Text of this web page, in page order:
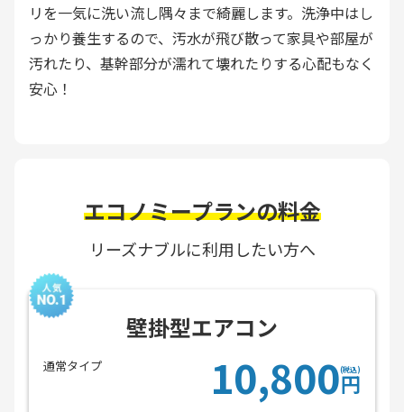
リを一気に洗い流し隅々まで綺麗します。洗浄中はし
っかり養生するので、汚水が飛び散って家具や部屋が
汚れたり、基幹部分が濡れて壊れたりする心配もなく
安心！
エコノミープランの料金
リーズナブルに利用したい方へ
壁掛型エアコン
通常タイプ 10,800(税込)
円